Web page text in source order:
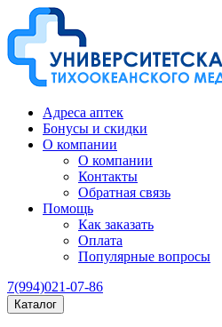
Адреса аптек
Бонусы и скидки
О компании
О компании
Контакты
Обратная связь
Помощь
Как заказать
Оплата
Популярные вопросы
7(994)021-07-86
Каталог